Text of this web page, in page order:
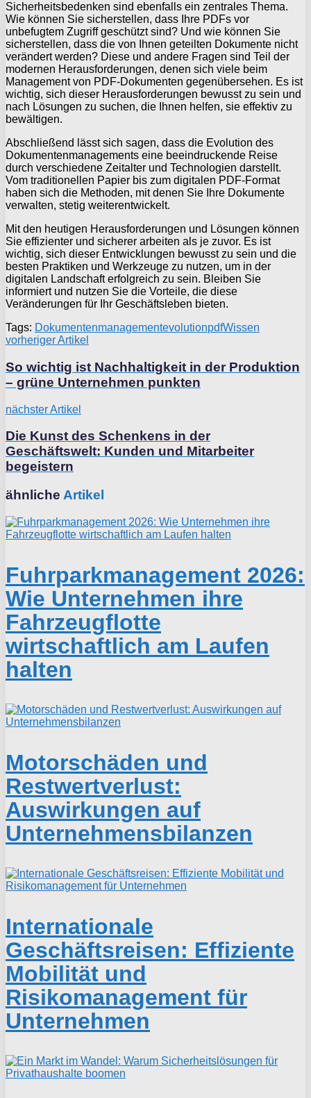
Sicherheitsbedenken sind ebenfalls ein zentrales Thema.
Wie können Sie sicherstellen, dass Ihre PDFs vor
unbefugtem Zugriff geschützt sind? Und wie können Sie
sicherstellen, dass die von Ihnen geteilten Dokumente nicht
verändert werden? Diese und andere Fragen sind Teil der
modernen Herausforderungen, denen sich viele beim
Management von PDF-Dokumenten gegenübersehen. Es ist
wichtig, sich dieser Herausforderungen bewusst zu sein und
nach Lösungen zu suchen, die Ihnen helfen, sie effektiv zu
bewältigen.
Abschließend lässt sich sagen, dass die Evolution des
Dokumentenmanagements eine beeindruckende Reise
durch verschiedene Zeitalter und Technologien darstellt.
Vom traditionellen Papier bis zum digitalen PDF-Format
haben sich die Methoden, mit denen Sie Ihre Dokumente
verwalten, stetig weiterentwickelt.
Mit den heutigen Herausforderungen und Lösungen können
Sie effizienter und sicherer arbeiten als je zuvor. Es ist
wichtig, sich dieser Entwicklungen bewusst zu sein und die
besten Praktiken und Werkzeuge zu nutzen, um in der
digitalen Landschaft erfolgreich zu sein. Bleiben Sie
informiert und nutzen Sie die Vorteile, die diese
Veränderungen für Ihr Geschäftsleben bieten.
Tags: DokumentenmanagementevolutionpdfWissen
vorheriger Artikel
So wichtig ist Nachhaltigkeit in der Produktion
– grüne Unternehmen punkten
nächster Artikel
Die Kunst des Schenkens in der
Geschäftswelt: Kunden und Mitarbeiter
begeistern
ähnliche Artikel
Fuhrparkmanagement 2026:
Wie Unternehmen ihre
Fahrzeugflotte
wirtschaftlich am Laufen
halten
Motorschäden und
Restwertverlust:
Auswirkungen auf
Unternehmensbilanzen
Internationale
Geschäftsreisen: Effiziente
Mobilität und
Risikomanagement für
Unternehmen